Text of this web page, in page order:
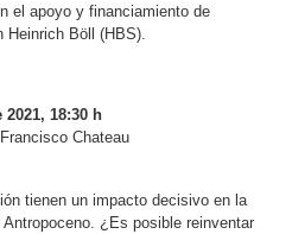
el apoyo y financiamiento de
Böll (HBS).
18:30 h
Chateau
tienen un impacto decisivo en la
¿Es posible reinventar